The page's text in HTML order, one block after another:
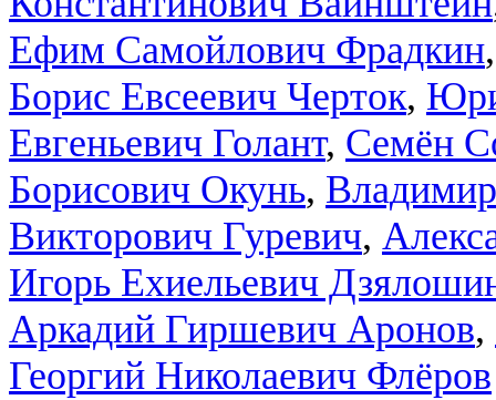
Ефим Самойлович Фрадкин
Борис Евсеевич Черток,
Евгеньевич Голант, Семён
Борисович Окунь,
Викторович Гуревич,
Игорь Ехиельевич
Аркадий Гиршевич Аронов,
Георгий Николаевич Флёров